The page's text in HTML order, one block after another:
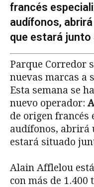
francés
audífonos,
que estará junto
Parque Corredor
nuevas marcas a
Esta semana se
nuevo operador:
de origen francés
audífonos, abrirá
estará situado
Alain Afflelou
con más de